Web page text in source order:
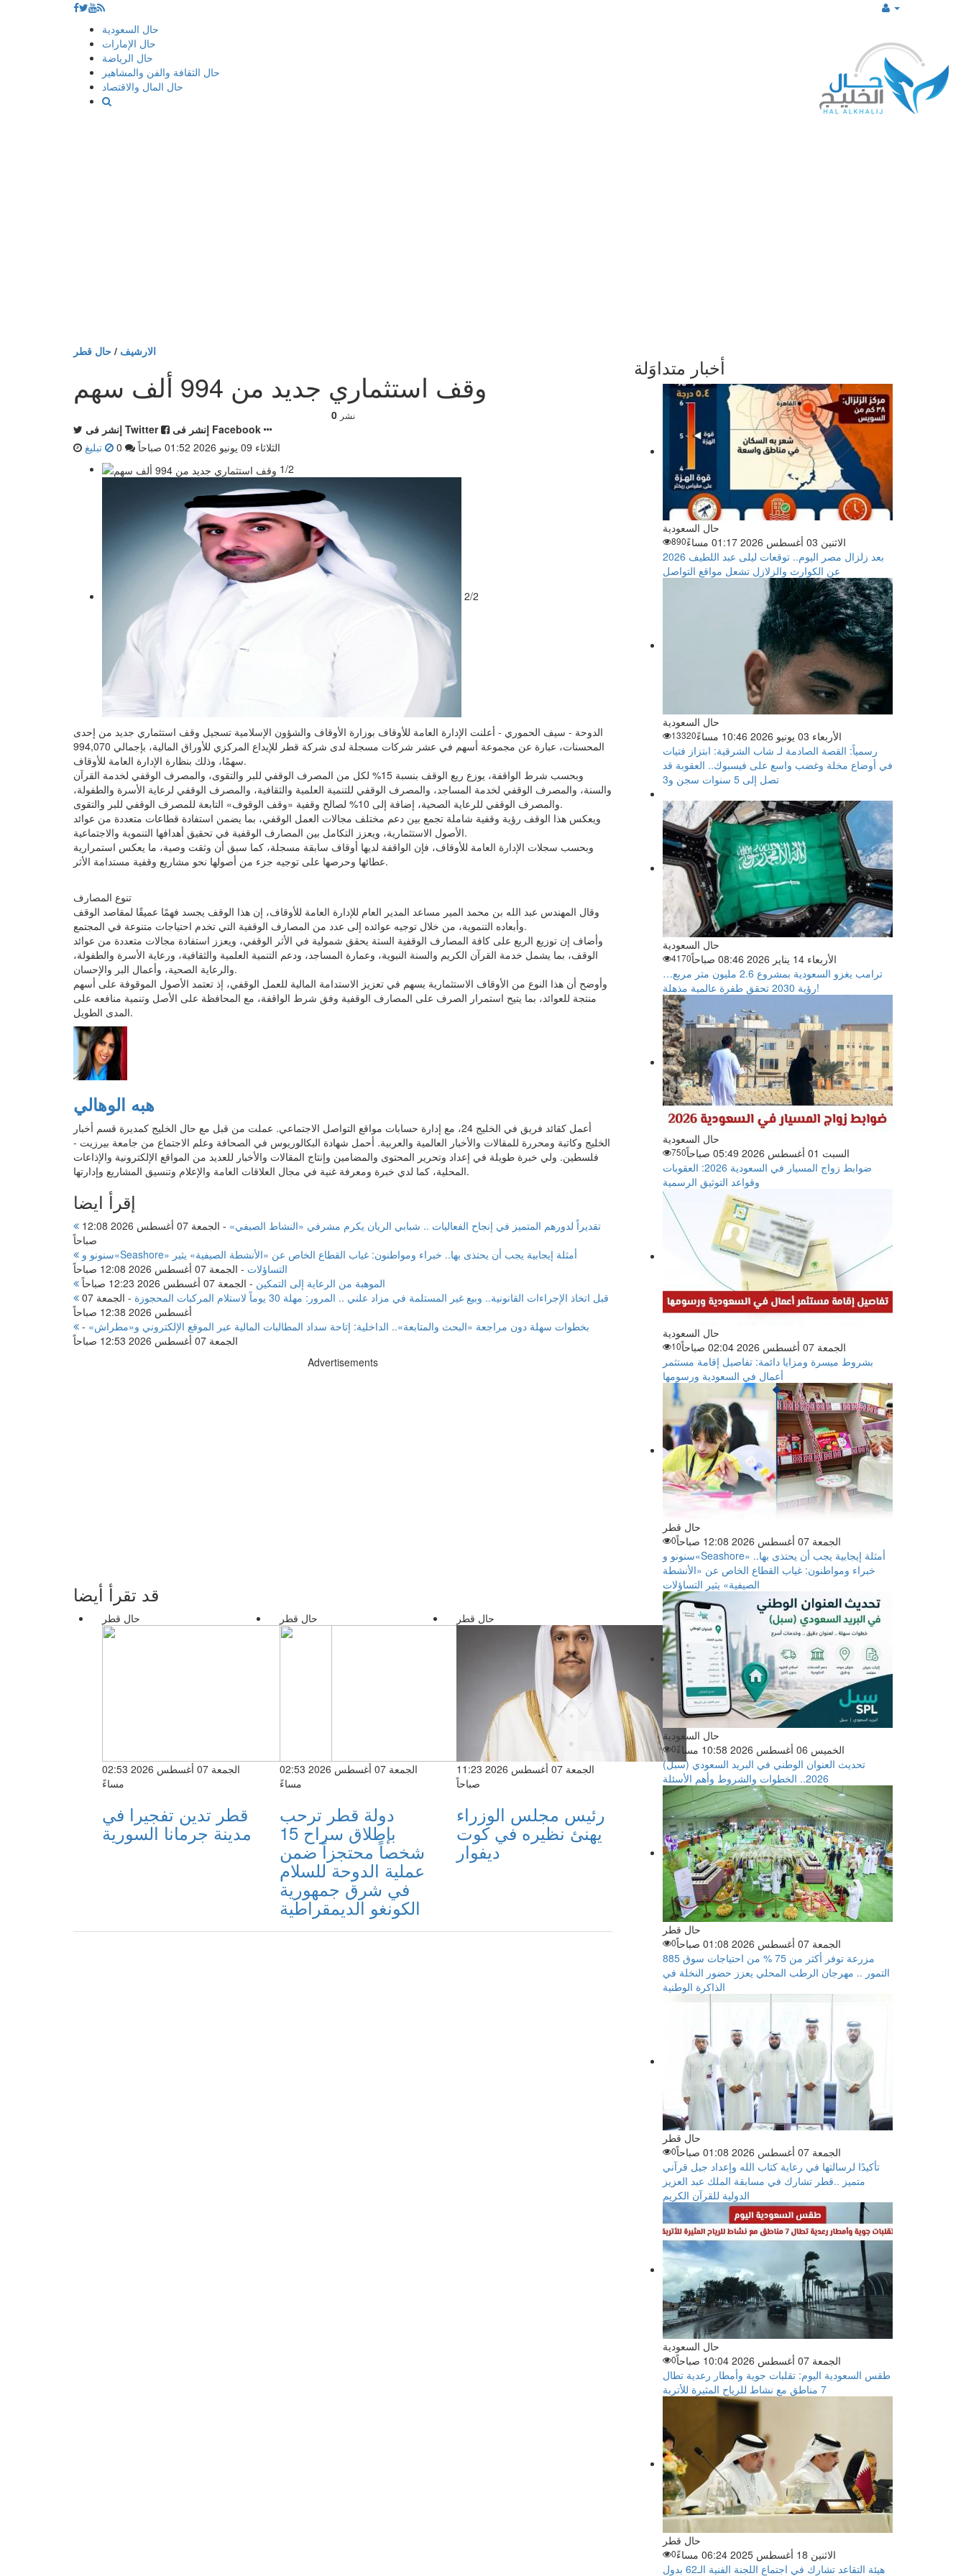
إذهب
المحتوى
حال السعودية
حال الإمارات
حال الرياضة
حال الثقافة والفن والمشاهير
حال المال والاقتصاد
الارشيف / حال قطر
وقف استثماري جديد من 994 ألف سهم
0 نشر
إنشر فى Twitter
إنشر فى Facebook
الثلاثاء 09 يونيو 2026 01:52 صباحاً
تبليغ
1/2
2/2
الدوحة - سيف الحموري - أعلنت الإدارة العامة للأوقاف بوزارة الأوقاف والشؤون الإسلامية تسجيل وقف استثماري جديد من إحدى
المحسنات، عبارة عن مجموعة أسهم في عشر شركات مسجلة لدى شركة قطر للإيداع المركزي للأوراق المالية، بإجمالي 994,070
سهمًا، وذلك بنظارة الإدارة العامة للأوقاف.
وبحسب شرط الواقفة، يوزع ريع الوقف بنسبة 15% لكل من المصرف الوقفي للبر والتقوى، والمصرف الوقفي لخدمة القرآن
والسنة، والمصرف الوقفي لخدمة المساجد، والمصرف الوقفي للتنمية العلمية والثقافية، والمصرف الوقفي لرعاية الأسرة والطفولة،
والمصرف الوقفي للرعاية الصحية، إضافة إلى 10% لصالح وقفية «وقف الوقوف» التابعة للمصرف الوقفي للبر والتقوى.
ويعكس هذا الوقف رؤية وقفية شاملة تجمع بين دعم مختلف مجالات العمل الوقفي، بما يضمن استفادة قطاعات متعددة من عوائد
الأصول الاستثمارية، ويعزز التكامل بين المصارف الوقفية في تحقيق أهدافها التنموية والاجتماعية.
وبحسب سجلات الإدارة العامة للأوقاف، فإن الواقفة لديها أوقاف سابقة مسجلة، كما سبق أن وثقت وصية، ما يعكس استمرارية
عطائها وحرصها على توجيه جزء من أصولها نحو مشاريع وقفية مستدامة الأثر.
تنوع المصارف
وقال المهندس عبد الله بن محمد المير مساعد المدير العام للإدارة العامة للأوقاف، إن هذا الوقف يجسد فهمًا عميقًا لمقاصد الوقف
وأبعاده التنموية، من خلال توجيه عوائده إلى عدد من المصارف الوقفية التي تخدم احتياجات متنوعة في المجتمع.
وأضاف إن توزيع الريع على كافة المصارف الوقفية الستة يحقق شمولية في الأثر الوقفي، ويعزز استفادة مجالات متعددة من عوائد
الوقف، بما يشمل خدمة القرآن الكريم والسنة النبوية، وعمارة المساجد، ودعم التنمية العلمية والثقافية، ورعاية الأسرة والطفولة،
والرعاية الصحية، وأعمال البر والإحسان.
وأوضح أن هذا النوع من الأوقاف الاستثمارية يسهم في تعزيز الاستدامة المالية للعمل الوقفي، إذ تعتمد الأصول الموقوفة على أسهم
منتجة للعوائد، بما يتيح استمرار الصرف على المصارف الوقفية وفق شرط الواقفة، مع المحافظة على الأصل وتنمية منافعه على
المدى الطويل.
هبه الوهالي
أعمل كقائد فريق في الخليج 24، مع إدارة حسابات مواقع التواصل الاجتماعي. عملت من قبل مع حال الخليج كمديرة قسم أخبار
الخليج وكاتبة ومحررة للمقالات والأخبار العالمية والعربية. أحمل شهادة البكالوريوس في الصحافة وعلم الاجتماع من جامعة بيرزيت -
فلسطين. ولي خبرة طويلة في إعداد وتحرير المحتوى والمضامين وإنتاج المقالات والأخبار للعديد من المواقع الإلكترونية والإذاعات
المحلية، كما لدي خبرة ومعرفة غنية في مجال العلاقات العامة والإعلام وتنسيق المشاريع وإدارتها.
إقرأ ايضا
تقديراً لدورهم المتميز في إنجاح الفعاليات .. شبابي الريان يكرم مشرفي «النشاط الصيفي» -
الجمعة 07 أغسطس 2026 12:08
صباحاً
التساؤلات - الجمعة 07 أغسطس 2026 12:08 صباحاً
الموهبة من الرعاية إلى التمكين - الجمعة 07 أغسطس 2026 12:23 صباحاً
قبل اتخاذ الإجراءات القانونية.. وبيع غير المستلمة في مزاد علني .. المرور: مهلة 30 يوماً لاستلام المركبات المحجوزة
-
الجمعة 07
أغسطس 2026 12:38 صباحاً
بخطوات سهلة دون مراجعة «البحث والمتابعة».. الداخلية: إتاحة سداد المطالبات المالية عبر الموقع الإلكتروني و«مطراش» -
الجمعة 07 أغسطس 2026 12:53 صباحاً
Advertisements
قد تقرأ أيضا
حال قطر
الجمعة 07 أغسطس 2026 02:53
مساءً
قطر تدين تفجيرا في
مدينة جرمانا السورية
حال قطر
الجمعة 07 أغسطس 2026 02:53
مساءً
دولة قطر ترحب
بإطلاق سراح 15
شخصاً محتجزاً ضمن
عملية الدوحة للسلام
في شرق جمهورية
الكونغو الديمقراطية
حال قطر
الجمعة 07 أغسطس 2026 11:23
صباحاً
رئيس مجلس الوزراء
يهنئ نظيره في كوت
ديفوار
أخبار متداوَلة
حال السعودية
الاثنين 03 أغسطس 2026 01:17 مساءً
890
بعد زلزال مصر اليوم.. توقعات ليلى عبد اللطيف 2026
عن الكوارث والزلازل تشعل مواقع التواصل
حال السعودية
الأربعاء 03 يونيو 2026 10:46 مساءً
13320
رسمياً: القصة الصادمة لـ شاب الشرقية: ابتزاز فتيات
في أوضاع مخلة وغضب واسع على فيسبوك.. العقوبة قد
تصل إلى 5 سنوات سجن و3
حال السعودية
الأربعاء 14 يناير 2026 08:46 صباحاً
4170
ترامب يغزو السعودية بمشروع 2.6 مليون متر مربع…
رؤية 2030 تحقق طفرة عالمية مذهلة!
حال السعودية
السبت 01 أغسطس 2026 05:49 صباحاً
750
ضوابط زواج المسيار في السعودية 2026: العقوبات
وقواعد التوثيق الرسمية
حال السعودية
الجمعة 07 أغسطس 2026 02:04 صباحاً
10
بشروط ميسرة ومزايا دائمة: تفاصيل إقامة مستثمر
أعمال في السعودية ورسومها
حال قطر
الجمعة 07 أغسطس 2026 12:08 صباحاً
0
سنونو و«Seashore» أمثلة إيجابية يجب أن يحتذى بها..
خبراء ومواطنون: غياب القطاع الخاص عن «الأنشطة
الصيفية» يثير التساؤلات
حال السعودية
الخميس 06 أغسطس 2026 10:58 مساءً
0
تحديث العنوان الوطني في البريد السعودي (سبل)
2026.. الخطوات والشروط وأهم الأسئلة
حال قطر
الجمعة 07 أغسطس 2026 01:08 صباحاً
0
885 مزرعة توفر أكثر من 75 % من احتياجات سوق
التمور .. مهرجان الرطب المحلي يعزز حضور النخلة في
الذاكرة الوطنية
حال قطر
الجمعة 07 أغسطس 2026 01:08 صباحاً
0
تأكيدًا لرسالتها في رعاية كتاب الله وإعداد جيل قرآني
متميز ..قطر تشارك في مسابقة الملك عبد العزيز
الدولية للقرآن الكريم
حال السعودية
الجمعة 07 أغسطس 2026 10:04 صباحاً
0
طقس السعودية اليوم: تقلبات جوية وأمطار رعدية تطال
7 مناطق مع نشاط للرياح المثيرة للأتربة
حال قطر
الاثنين 18 أغسطس 2025 06:24 مساءً
0
هيئة التقاعد تشارك في اجتماع اللجنة الفنية الـ62 بدول